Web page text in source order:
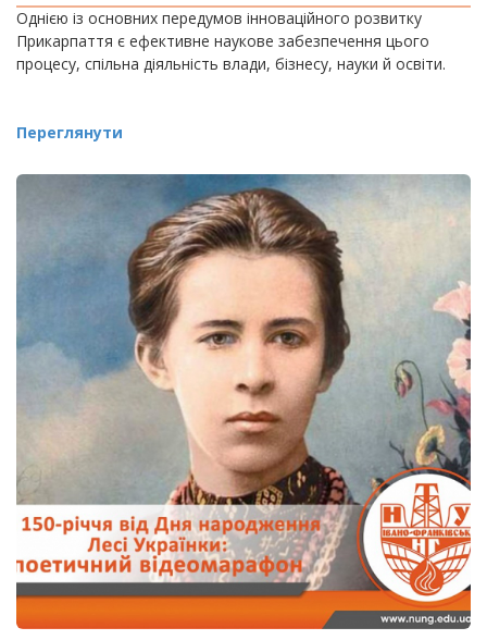
Однією із основних передумов інноваційного розвитку
Прикарпаття є ефективне наукове забезпечення цього
процесу, спільна діяльність влади, бізнесу, науки й освіти.
Переглянути